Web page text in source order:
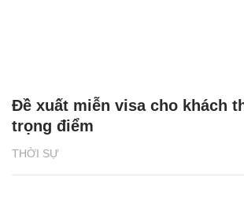
THỜI SỰ
Đề xuất miễn visa cho khách
trọng điểm